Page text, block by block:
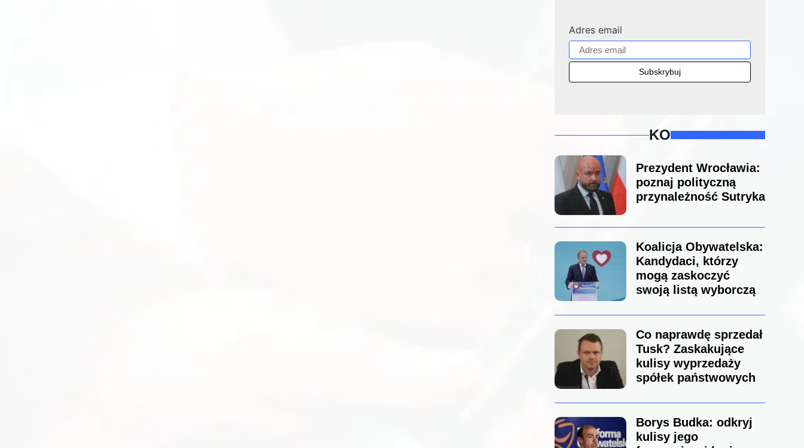
Adres email
KO
Prezydent Wrocławia:
poznaj polityczną
przynależność Sutryka
Koalicja Obywatelska:
Kandydaci, którzy
mogą zaskoczyć
swoją listą wyborczą
Co naprawdę sprzedał
Tusk? Zaskakujące
kulisy wyprzedaży
spółek państwowych
Borys Budka: odkryj
kulisy jego